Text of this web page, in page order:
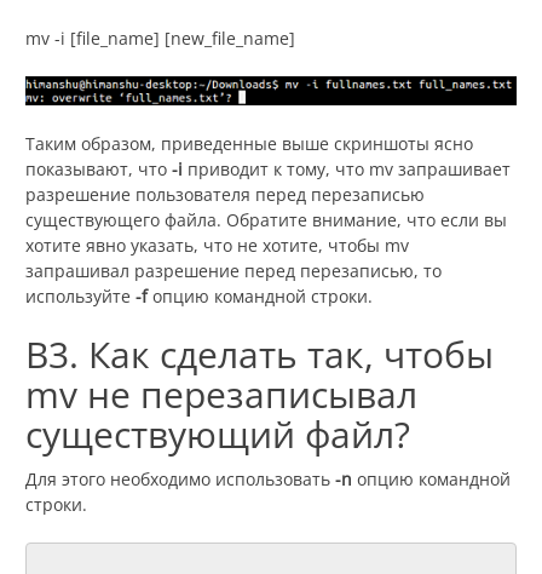
mv -i [file_name] [new_file_name]
Таким образом, приведенные выше скриншоты ясно
показывают, что -i приводит к тому, что mv запрашивает
разрешение пользователя перед перезаписью
существующего файла. Обратите внимание, что если вы
хотите явно указать, что не хотите, чтобы mv
запрашивал разрешение перед перезаписью, то
используйте -fопцию командной строки.
В3. Как сделать так, чтобы
mv не перезаписывал
существующий файл?
Для этого необходимо использовать -n опцию командной
строки.